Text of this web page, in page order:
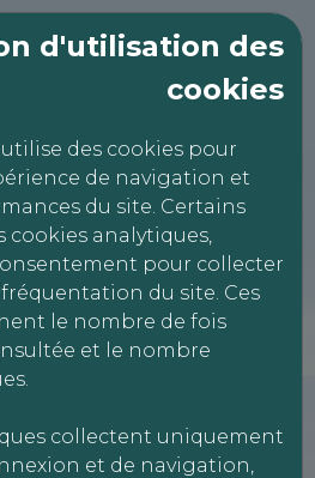
d'utilisation des
cookies
des cookies pour
de navigation et
du site. Certains
cookies analytiques,
pour collecter
du site. Ces
le nombre de fois
et le nombre
collectent uniquement
et de navigation,